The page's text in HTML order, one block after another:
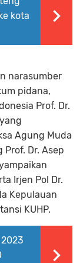
kota
narasumber
pidana,
Prof. Dr.
Agung Muda
Dr. Asep
Irjen Pol Dr.
Kepulauan
KUHP.